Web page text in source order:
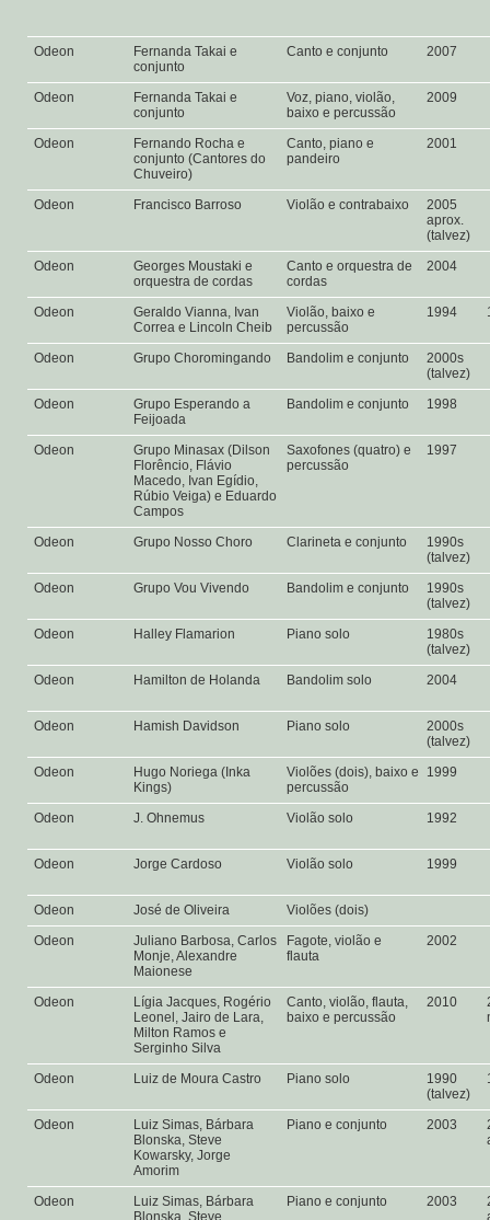
Odeon
Fernanda Takai e
conjunto
Canto e conjunto 2007
Odeon
Fernanda Takai e
conjunto
Voz, piano, violão,
baixo e percussão
2009
Odeon
Fernando Rocha e
conjunto (Cantores do
Chuveiro)
Canto, piano e
pandeiro
2001
Odeon Francisco Barroso Violão e contrabaixo
2005
aprox.
(talvez)
Odeon
Georges Moustaki e
orquestra de cordas
Canto e orquestra de
cordas
2004
Odeon
Geraldo Vianna, Ivan
Correa e Lincoln Cheib
Violão, baixo e
percussão
1994
Odeon Grupo Choromingando Bandolim e conjunto
2000s
(talvez)
Odeon
Grupo Esperando a
Feijoada
Bandolim e conjunto 1998
Odeon
Grupo Minasax (Dilson
Florêncio, Flávio
Macedo, Ivan Egídio,
Rúbio Veiga) e Eduardo
Campos
Saxofones (quatro) e
percussão
1997
Odeon Grupo Nosso Choro Clarineta e conjunto
1990s
(talvez)
Odeon
Grupo Vou Vivendo Bandolim e conjunto
1990s
(talvez)
Odeon
Halley Flamarion Piano solo
1980s
(talvez)
Odeon
Hamilton de Holanda Bandolim solo 2004
Odeon Hamish Davidson Piano solo
2000s
(talvez)
Odeon
Hugo Noriega (Inka
Kings)
Violões (dois), baixo e
percussão
1999
Odeon J. Ohnemus Violão solo 1992
Odeon Jorge Cardoso Violão solo 1999
Odeon José de Oliveira
Violões (dois)
Odeon
Juliano Barbosa, Carlos
Monje, Alexandre
Maionese
Fagote, violão e
flauta
2002
Odeon
Lígia Jacques, Rogério
Leonel, Jairo de Lara,
Milton Ramos e
Serginho Silva
Canto, violão, flauta,
baixo e percussão
2010
Odeon Luiz de Moura Castro Piano solo
1990
(talvez)
Odeon
Luiz Simas, Bárbara
Blonska, Steve
Kowarsky, Jorge
Amorim
Piano e conjunto 2003
Odeon
Luiz Simas, Bárbara
Piano e conjunto 2003